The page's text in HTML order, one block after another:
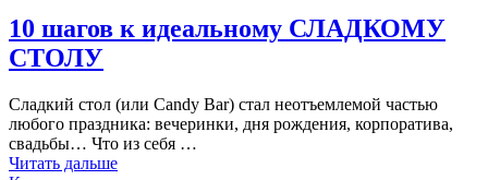
10 шагов к идеальному СЛАДКОМУ
СТОЛУ
Сладкий стол (или Candy Bar) стал неотъемлемой частью
любого праздника: вечеринки, дня рождения, корпоратива,
свадьбы… Что из себя …
Читать дальше